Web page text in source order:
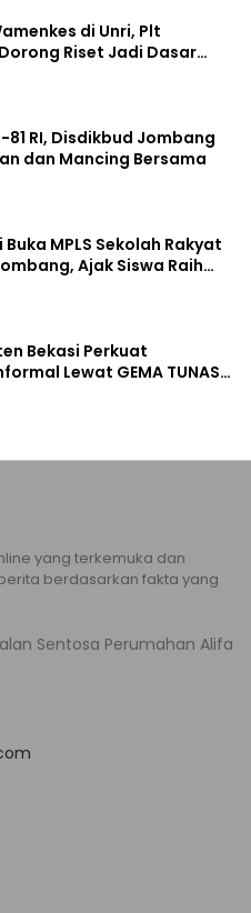
di Unri, Plt
Riset Jadi Dasar
81 RI, Disdikbud Jombang
dan Mancing Bersama
MPLS Sekolah Rakyat
Ajak Siswa Raih
Bekasi Perkuat
Lewat GEMA TUNAS
yang terkemuka dan
berdasarkan fakta yang
Sentosa Perumahan Alifa